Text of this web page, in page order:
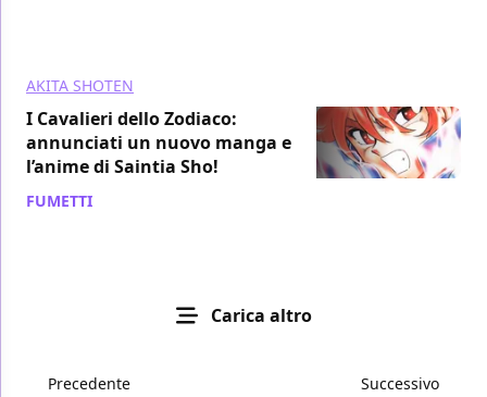
AKITA SHOTEN
I Cavalieri dello Zodiaco:
annunciati un nuovo manga e
l’anime di Saintia Sho!
FUMETTI
Carica altro
Precedente Successivo